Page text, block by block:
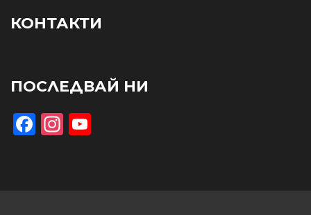
КОНТАКТИ
ПОСЛЕДВАЙ НИ
Facebook
Instagram